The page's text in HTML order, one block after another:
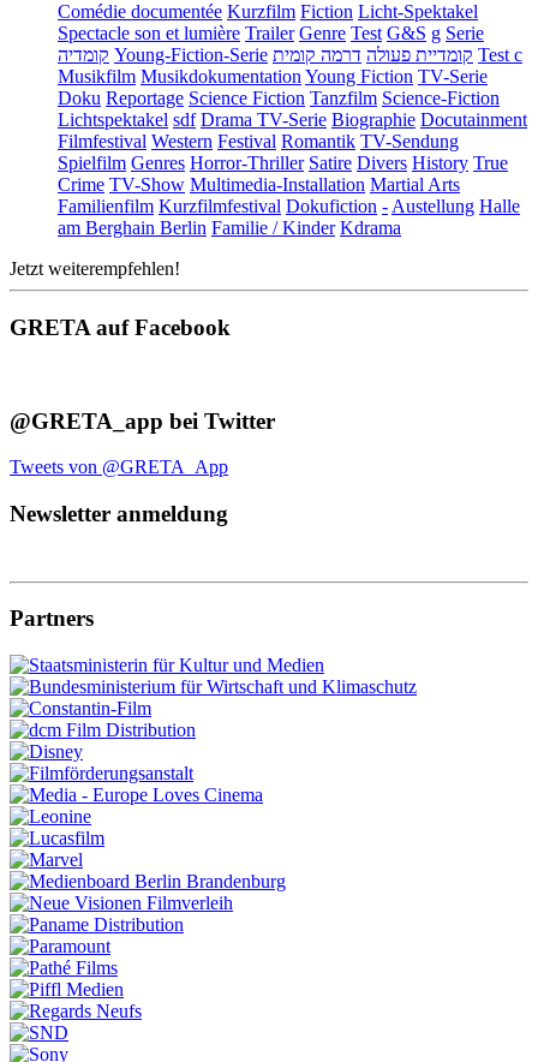
Comédie documentée Kurzfilm Fiction Licht-Spektakel
Spectacle son et lumière Trailer Genre Test G&S g Serie
קומדיה Young-Fiction-Serie קומדיית פעולה דרמה קומית
Test c
Musikfilm Musikdokumentation Young Fiction TV-Serie
Doku Reportage Science Fiction Tanzfilm Science-Fiction
Lichtspektakel sdf Drama TV-Serie Biographie Docutainment
Filmfestival Western Festival Romantik TV-Sendung
Spielfilm Genres Horror-Thriller Satire Divers History True
Crime TV-Show Multimedia-Installation Martial Arts
Familienfilm Kurzfilmfestival Dokufiction - Austellung Halle
am Berghain Berlin Familie / Kinder Kdrama
Jetzt weiterempfehlen!
GRETA auf Facebook
@GRETA_app bei Twitter
Tweets von @GRETA_App
Newsletter anmeldung
Partners